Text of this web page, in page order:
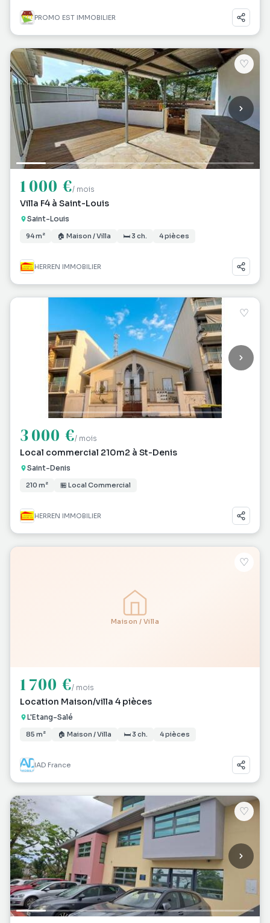
PROMO EST IMMOBILIER
♡
1 000 €/ mois
Villa F4 à Saint-Louis
Saint-Louis
94 m² 🏠 Maison / Villa 🛏 3 ch. 4 pièces
HERREN IMMOBILIER
♡
3 000 €/ mois
Local commercial 210m2 à St-Denis
Saint-Denis
210 m² 🏪 Local Commercial
HERREN IMMOBILIER
Maison / Villa
♡
1 700 €/ mois
Location Maison/villa 4 pièces
L'Etang-Salé
85 m² 🏠 Maison / Villa 🛏 3 ch. 4 pièces
IAD France
♡